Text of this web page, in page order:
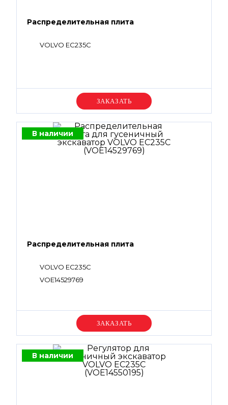
Распределительная плита
VOLVO EC235C
Уточняйте цену
В наличии
Распределительная плита
VOLVO EC235C
VOE14529769
Уточняйте цену
В наличии